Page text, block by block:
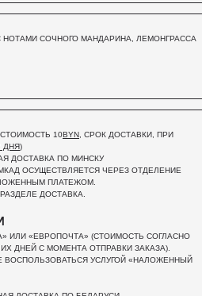
СОЧНОГО МАНДАРИНА, ЛЕМОНГРАССА
10BYN, СРОК ДОСТАВКИ, ПРИ
ДНЯ)
ДОСТАВКА ПО МИНСКУ
ОСУЩЕСТВЛЯЕТСЯ ЧЕРЕЗ ОТДЕЛЕНИЕ
ПЛАТЕЖОМ.
ДОСТАВКА.
ИЛИ «ЕВРОПОЧТА» (СТОИМОСТЬ СОГЛАСНО
ДНЕЙ С МОМЕНТА ОТПРАВКИ ЗАКАЗА).
УСЛУГОЙ «НАЛОЖЕННЫЙ